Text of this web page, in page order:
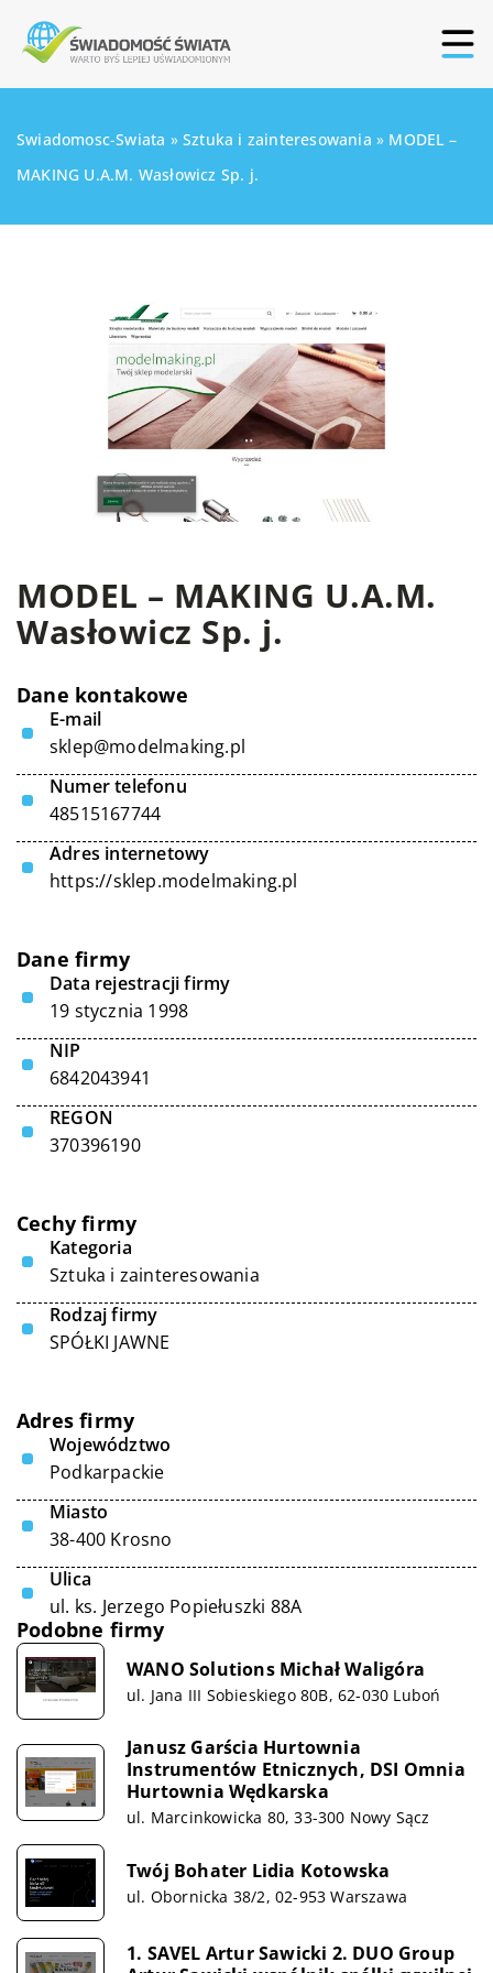
Swiadomosc-Swiata »Sztuka i zainteresowania » MODEL –
MAKING U.A.M. Wasłowicz Sp. j.
MODEL – MAKING U.A.M.
Wasłowicz Sp. j.
Dane kontakowe
E-mail
sklep@modelmaking.pl
Numer telefonu
48515167744
Adres internetowy
https://sklep.modelmaking.pl
Dane firmy
Data rejestracji firmy
19 stycznia 1998
NIP
6842043941
REGON
370396190
Cechy firmy
Kategoria
Sztuka i zainteresowania
Rodzaj firmy
SPÓŁKI JAWNE
Adres firmy
Województwo
Podkarpackie
Miasto
38-400 Krosno
Ulica
ul. ks. Jerzego Popiełuszki 88A
Podobne firmy
WANO Solutions Michał Waligóra
ul. Jana III Sobieskiego 80B, 62-030 Luboń
Janusz Garścia Hurtownia
Instrumentów Etnicznych, DSI Omnia
Hurtownia Wędkarska
ul. Marcinkowicka 80, 33-300 Nowy Sącz
Twój Bohater Lidia Kotowska
ul. Obornicka 38/2, 02-953 Warszawa
1. SAVEL Artur Sawicki 2. DUO Group